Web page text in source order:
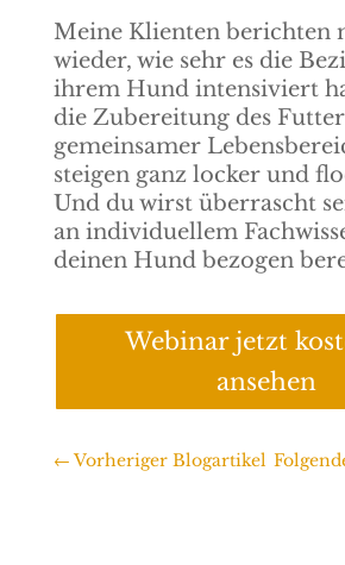
Meine Klienten berichten
wieder, wie sehr es die
ihrem Hund intensiviert
die Zubereitung des
gemeinsamer
steigen ganz locker und
Und du wirst überrascht
an individuellem
deinen Hund bezogen
Webinar jetzt
ansehen
←Vorheriger Blogartikel